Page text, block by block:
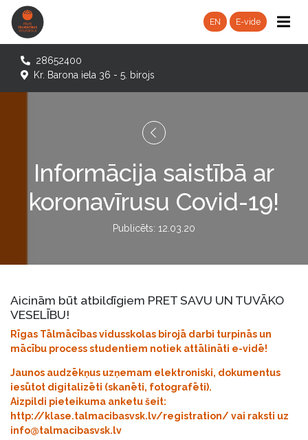
EN E-vide
28652400
Kr. Barona iela 36 - 5. birojs
Informācija saistībā ar
koronavīrusu Covid-19!
Publicēts: 12.03.20
Aicinām būt atbildīgiem PRET SAVU UN TUVĀKO
VESELĪBU!
Rīgas Tālmācības vidusskolas birojā darbi turpinās un
mācību process studentiem notiek attālināti e-vidē!
Jaunos audzēkņus uzņemam elektroniski, dokumentus
iesūtot digitalizēti (skanēti, fotografēti).
Aizpildi pieteikuma anketu šeit:
http://klase.talmacibasvsk.lv/registration/ vai raksti uz
info@talmacibasvsk.lv